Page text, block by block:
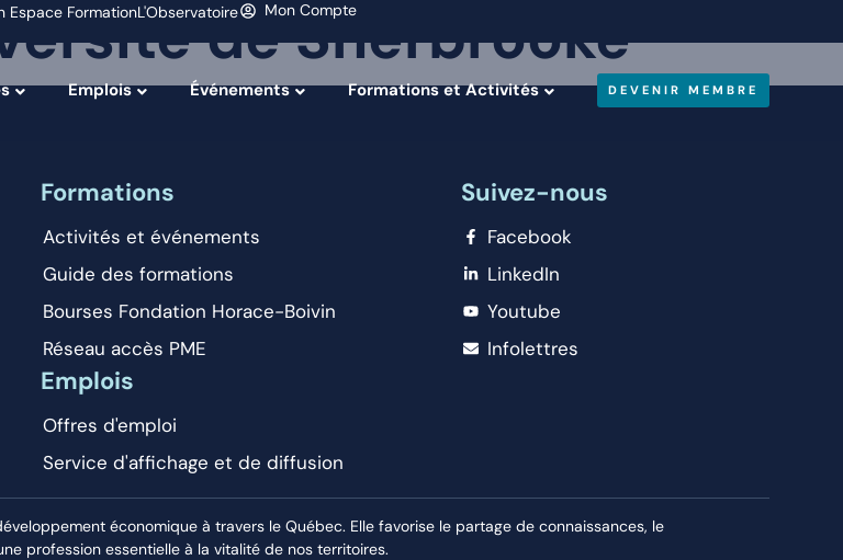
Espace FormationL'Observatoire Mon Compte
Emplois Événements Formations et Activités DEVENIR MEMBRE
de Sherbrooke
Formations
Activités et événements
Guide des formations
Bourses Fondation Horace-Boivin
Réseau accès PME
Emplois
Offres d'emploi
Service d'affichage et de diffusion
Suivez-nous
Facebook
LinkedIn
Youtube
Infolettres
économique à travers le Québec. Elle favorise le partage de connaissances, le
profession essentielle à la vitalité de nos territoires.